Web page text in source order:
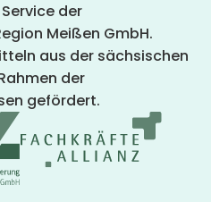
Service der
Meißen GmbH.
aus der sächsischen
der
gefördert.